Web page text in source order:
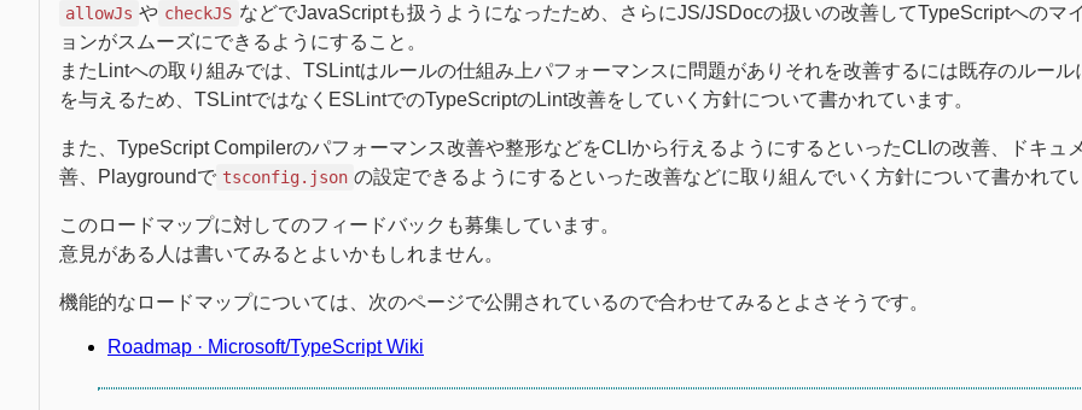
allowJs や checkJS などでJavaScriptも扱うようになったため、さらにJS/JSDocの扱いの改善してTypeScriptへのマ
ョンがスムーズにできるようにすること。
またLintへの取り組みでは、TSLintはルールの仕組み上パフォーマンスに問題がありそれを改善するには既存のルール
を与えるため、TSLintではなくESLintでのTypeScriptのLint改善をしていく方針について書かれています。
また、TypeScript Compilerのパフォーマンス改善や整形などをCLIから行えるようにするといったCLIの改善、ドキュ
善、Playgroundで tsconfig.json の設定できるようにするといった改善などに取り組んでいく方針について書かれて
このロードマップに対してのフィードバックも募集しています。
意見がある人は書いてみるとよいかもしれません。
機能的なロードマップについては、次のページで公開されているので合わせてみるとよさそうです。
Roadmap · Microsoft/TypeScript Wiki